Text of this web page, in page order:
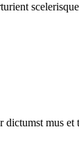
mus